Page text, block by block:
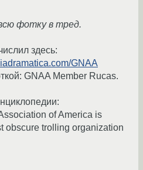
фотку в тред.
здесь:
GNAA
GNAA Member Rucas.
of America is
obscure trolling organization